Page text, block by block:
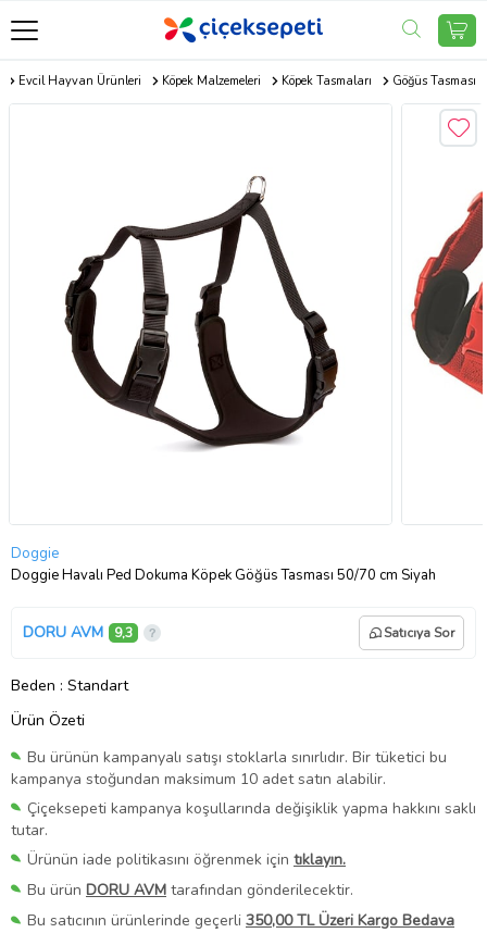
Evcil Hayvan Ürünleri Köpek Malzemeleri Köpek Tasmaları Göğüs Tasması
Doggie
Doggie Havalı Ped Dokuma Köpek Göğüs Tasması 50/70 cm Siyah
DORU AVM 9,3 Satıcıya Sor
Beden : Standart
Ürün Özeti
Bu ürünün kampanyalı satışı stoklarla sınırlıdır. Bir tüketici bu
kampanya stoğundan maksimum 10 adet satın alabilir.
Çiçeksepeti kampanya koşullarında değişiklik yapma hakkını saklı
tutar.
Ürünün iade politikasını öğrenmek için tıklayın.
Bu ürün DORU AVM tarafından gönderilecektir.
Bu satıcının ürünlerinde geçerli 350,00 TL Üzeri Kargo Bedava